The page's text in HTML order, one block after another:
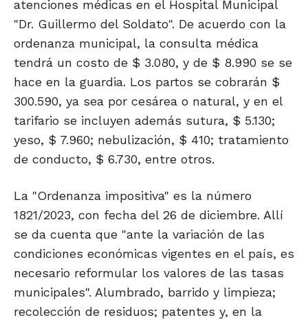
atenciones médicas en el Hospital Municipal
"Dr. Guillermo del Soldato". De acuerdo con la
ordenanza municipal, la consulta médica
tendrá un costo de $ 3.080, y de $ 8.990 se se
hace en la guardia. Los partos se cobrarán $
300.590, ya sea por cesárea o natural, y en el
tarifario se incluyen además sutura, $ 5.130;
yeso, $ 7.960; nebulización, $ 410; tratamiento
de conducto, $ 6.730, entre otros.
La "Ordenanza impositiva" es la número
1821/2023, con fecha del 26 de diciembre. Allí
se da cuenta que "ante la variación de las
condiciones económicas vigentes en el país, es
necesario reformular los valores de las tasas
municipales". Alumbrado, barrido y limpieza;
recolección de residuos; patentes y, en la